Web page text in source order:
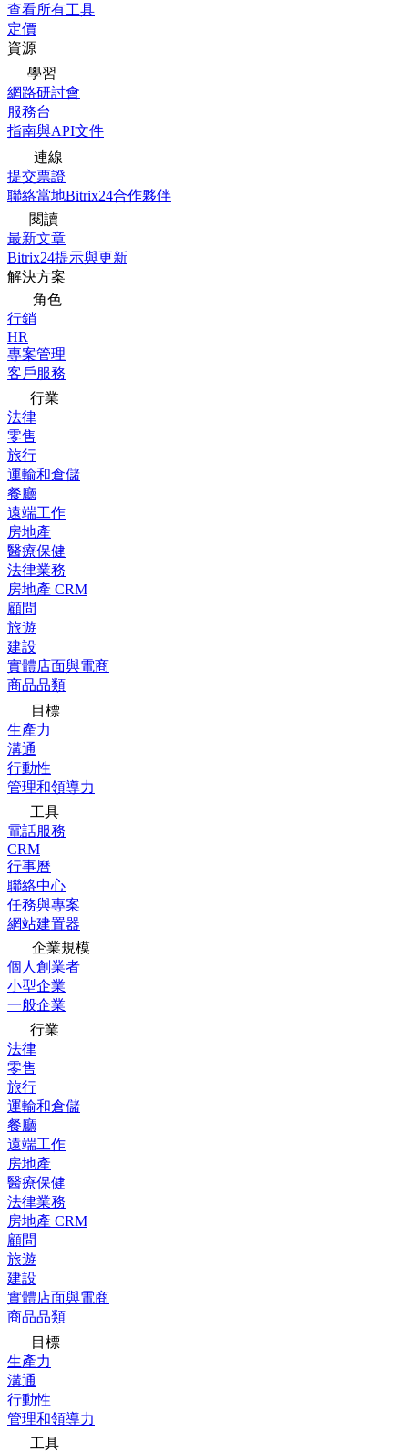
查看所有工具
定價
資源
學習
網路研討會
服務台
指南與API文件
連線
提交票證
聯絡當地Bitrix24合作夥伴
閱讀
最新文章
Bitrix24提示與更新
解決方案
角色
行銷
HR
專案管理
客戶服務
行業
法律
零售
旅行
運輸和倉儲
餐廳
遠端工作
房地產
醫療保健
法律業務
房地產 CRM
顧問
旅遊
建設
實體店面與電商
商品品類
目標
生產力
溝通
行動性
管理和領導力
工具
電話服務
CRM
行事曆
聯絡中心
任務與專案
網站建置器
企業規模
個人創業者
小型企業
一般企業
行業
法律
零售
旅行
運輸和倉儲
餐廳
遠端工作
房地產
醫療保健
法律業務
房地產 CRM
顧問
旅遊
建設
實體店面與電商
商品品類
目標
生產力
溝通
行動性
管理和領導力
工具